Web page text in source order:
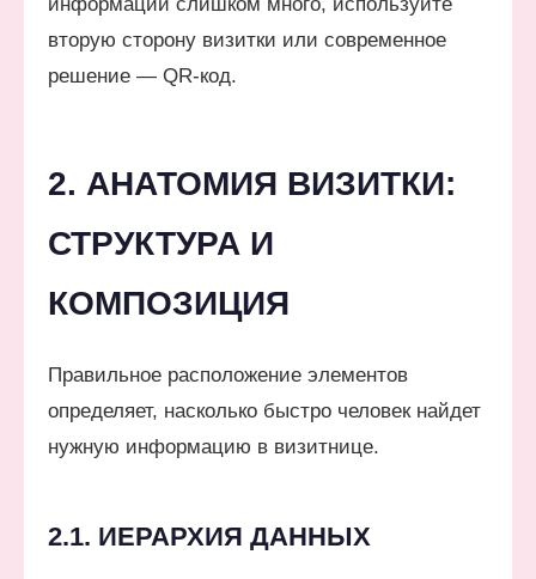
вторую сторону визитки или современное
решение — QR-код.
2. АНАТОМИЯ ВИЗИТКИ:
СТРУКТУРА И
КОМПОЗИЦИЯ
Правильное расположение элементов
определяет, насколько быстро человек найдет
нужную информацию в визитнице.
2.1. ИЕРАРХИЯ ДАННЫХ